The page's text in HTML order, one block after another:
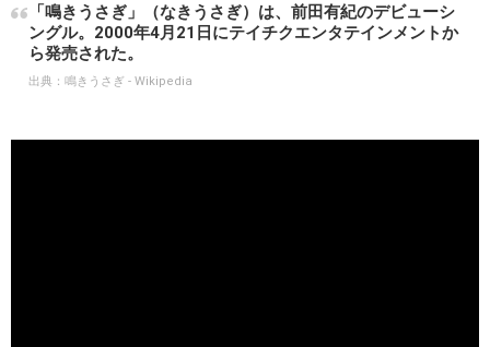
「鳴きうさぎ」（なきうさぎ）は、前田有紀のデビューシ
ングル。2000年4月21日にテイチクエンタテインメントか
ら発売された。
出典： 鳴きうさぎ - Wikipedia